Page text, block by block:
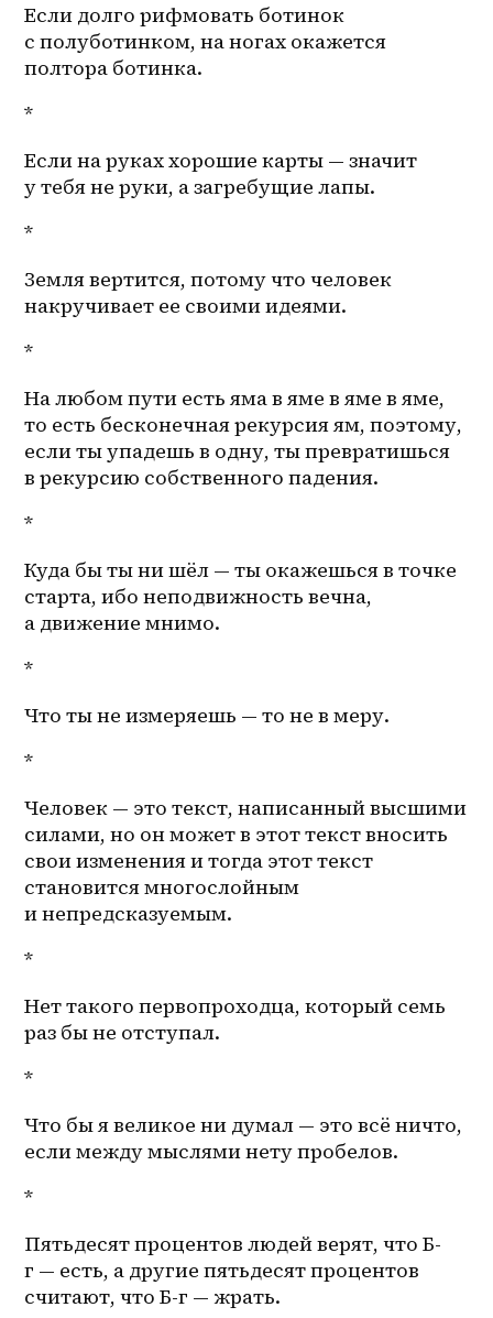
Если долго рифмовать ботинок
с полуботинком, на ногах окажется
полтора ботинка.
*
Если на руках хорошие карты — значит
у тебя не руки, а загребущие лапы.
*
Земля вертится, потому что человек
накручивает ее своими идеями.
*
На любом пути есть яма в яме в яме в яме,
то есть бесконечная рекурсия ям, поэтому,
если ты упадешь в одну, ты превратишься
в рекурсию собственного падения.
*
Куда бы ты ни шёл — ты окажешься в точке
старта, ибо неподвижность вечна,
а движение мнимо.
*
Что ты не измеряешь — то не в меру.
*
Человек — это текст, написанный высшими
силами, но он может в этот текст вносить
свои изменения и тогда этот текст
становится многослойным
и непредсказуемым.
*
Нет такого первопроходца, который семь
раз бы не отступал.
*
Что бы я великое ни думал — это всё ничто,
если между мыслями нету пробелов.
*
Пятьдесят процентов людей верят, что Б-
г — есть, а другие пятьдесят процентов
считают, что Б-г — жрать.